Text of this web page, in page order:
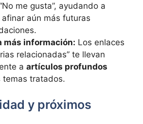
me gusta”, ayudando a
afinar aún más futuras
más información: Los enlaces
relacionadas” te llevan
a artículos profundos
temas tratados.
y próximos